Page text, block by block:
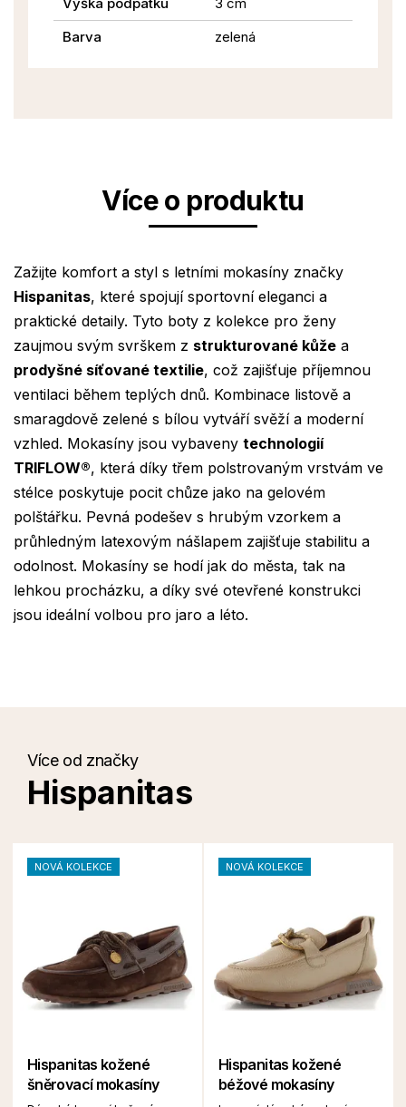
Výška podpatku
3 cm
Barva
zelená
Více o produktu
Zažijte komfort a styl s letními mokasíny značky
Hispanitas, které spojují sportovní eleganci a
praktické detaily. Tyto boty z kolekce pro ženy
zaujmou svým svrškem z strukturované kůže a
prodyšné síťované textilie, což zajišťuje příjemnou
ventilaci během teplých dnů. Kombinace listově a
smaragdově zelené s bílou vytváří svěží a moderní
vzhled. Mokasíny jsou vybaveny technologií
TRIFLOW®, která díky třem polstrovaným vrstvám ve
stélce poskytuje pocit chůze jako na gelovém
polštářku. Pevná podešev s hrubým vzorkem a
průhledným latexovým nášlapem zajišťuje stabilitu a
odolnost. Mokasíny se hodí jak do města, tak na
lehkou procházku, a díky své otevřené konstrukci
jsou ideální volbou pro jaro a léto.
Více od značky
Hispanitas
NOVÁ KOLEKCE
Hispanitas kožené
šněrovací mokasíny
NOVÁ KOLEKCE
Hispanitas kožené
béžové mokasíny